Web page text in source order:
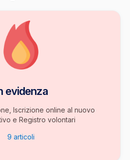
evidenza
Iscrizione online al nuovo
e Registro volontari
9 articoli